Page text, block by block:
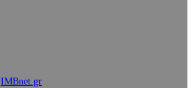
IMBnet.gr